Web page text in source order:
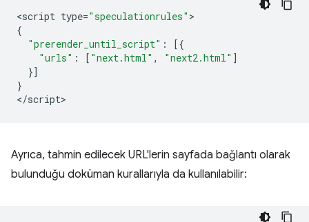
<script type="speculationrules"
{
"prerender_until_script" :
[{
"urls" : [ "next.html" , "next2.html" ]
}]
}
</script
Ayrıca, tahmin edilecek URL'lerin sayfada bağlantı olarak
bulunduğu doküman kurallarıyla da kullanılabilir: